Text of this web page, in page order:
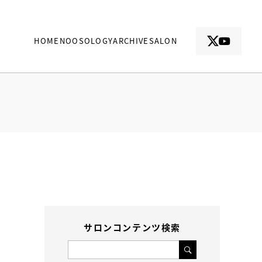
HOME NOOSOLOGYARCHIVESALON
サロンコンテンツ検索